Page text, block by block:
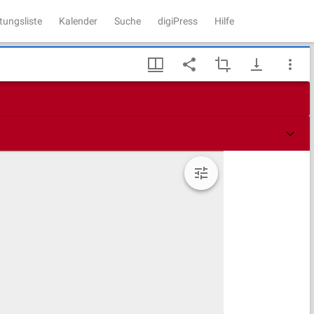
Kalender Suche digiPress Hilfe